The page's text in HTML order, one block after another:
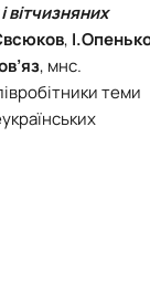
вітчизняних
,
, мнс.
теми